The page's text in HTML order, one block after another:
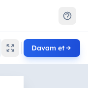
Davam et